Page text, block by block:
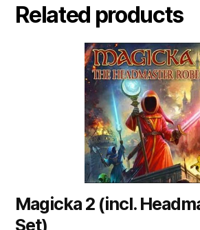
Related products
Magicka 2 (incl.
Set)